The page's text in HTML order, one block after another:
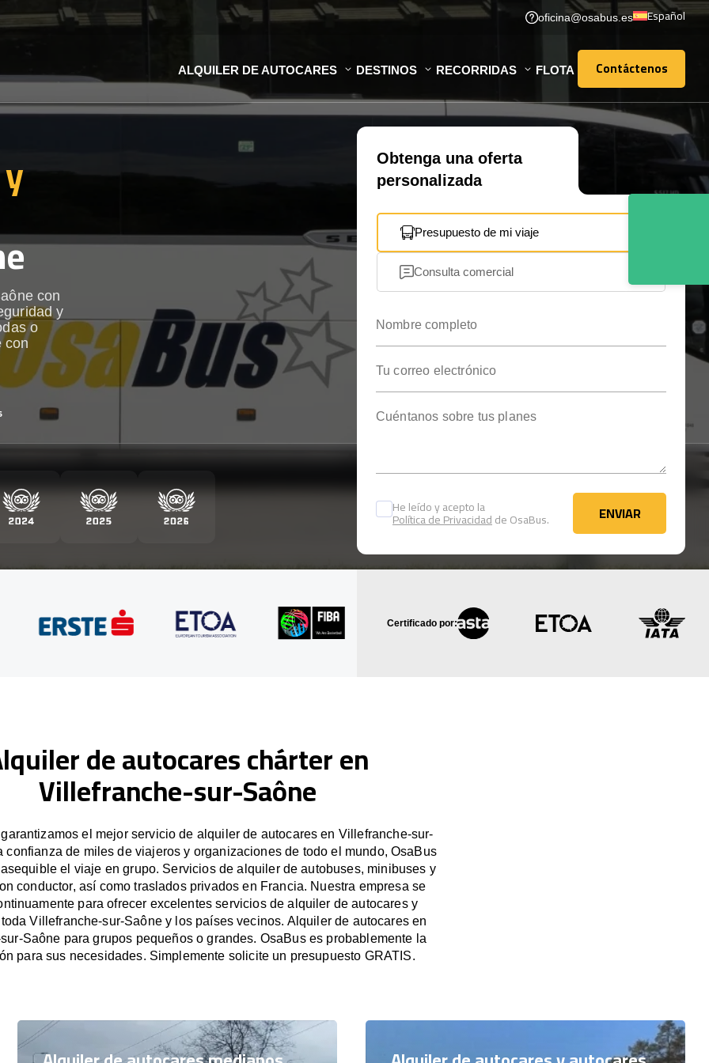
oficina@osabus.es Español
ALQUILER DE AUTOCARES DESTINOS RECORRIDAS FLOTA Contáctenos
Contáctenos
con
y
o
con
Obtenga una oferta
personalizada
Presupuesto de mi viaje
Consulta comercial
He leído y acepto la
Política de Privacidadde OsaBus. ENVIAR
ENVIAR
Certificado por:
de autocares chárter en
Villefranche-sur-Saône
el mejor servicio de alquiler de autocares en Villefranche-sur-
confianza de miles de viajeros y organizaciones de todo el mundo, OsaBus
el viaje en grupo. Servicios de alquiler de autobuses, minibuses y
conductor, así como traslados privados en Francia. Nuestra empresa se
para ofrecer excelentes servicios de alquiler de autocares y
Villefranche-sur-Saône y los países vecinos. Alquiler de autocares en
Saône para grupos pequeños o grandes. OsaBus es probablemente la
para sus necesidades. Simplemente solicite un presupuesto GRATIS.